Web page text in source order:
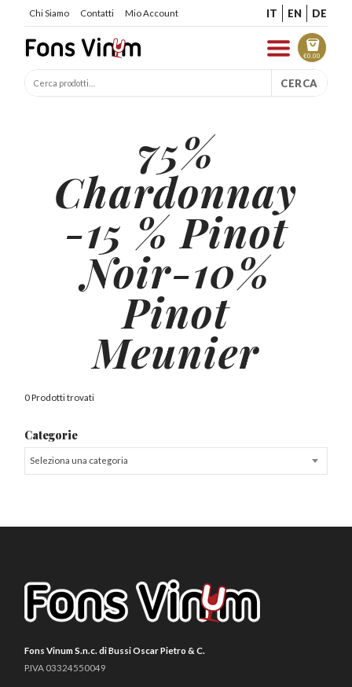
Chi Siamo Contatti Mio Account IT EN DE
€0.00
CERCA
75%
Chardonnay
-15 % Pinot
Noir-10%
Pinot
Meunier
0 Prodotti trovati
Categorie
Seleziona una categoria
Fons Vinum S.n.c. di Bussi Oscar Pietro & C.
P.IVA 03324550049